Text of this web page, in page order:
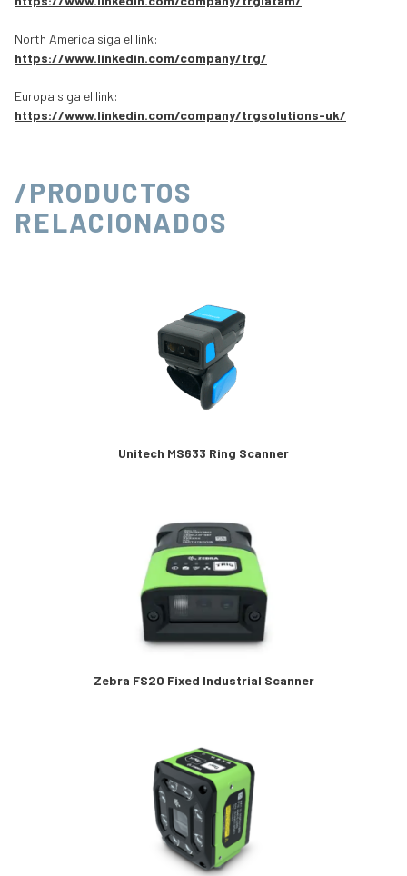
North America siga el link:
https://www.linkedin.com/company/trg/
Europa siga el link:
https://www.linkedin.com/company/trgsolutions-uk/
/PRODUCTOS
RELACIONADOS
Unitech MS633 Ring Scanner
Zebra FS20 Fixed Industrial Scanner